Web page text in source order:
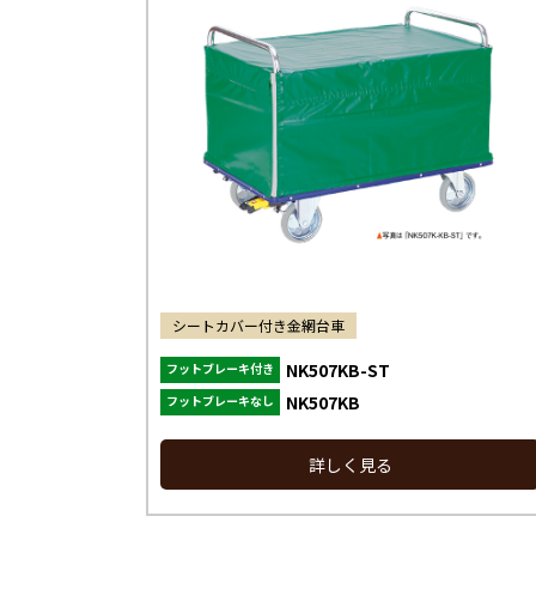
シートカバー付き金網台車
フットブレーキ付き NK507KB-ST
フットブレーキなし NK507KB
詳しく見る